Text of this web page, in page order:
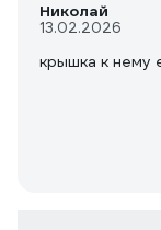
Николай
13.02.2026
крышка к нему